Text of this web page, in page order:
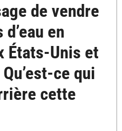
de vendre
en
États-Unis et
ce qui
cette